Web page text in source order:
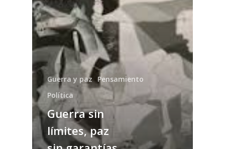
Guerra y paz Pensamiento
Política
Guerra sin
límites, paz